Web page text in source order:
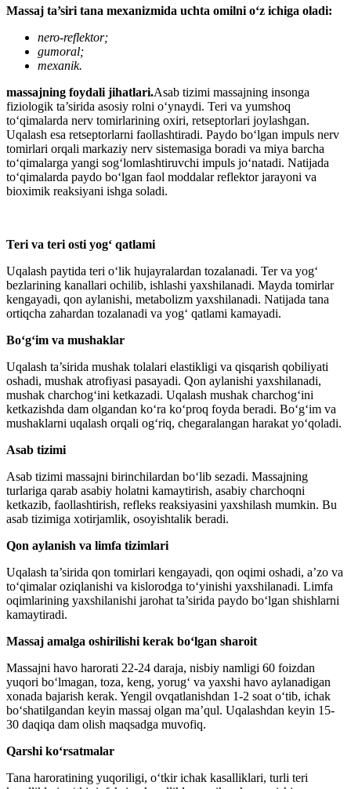
Massaj ta’siri tana mexanizmida uchta omilni o‘z ichiga oladi:
nero-reflektor;
gumoral;
mexanik.
massajning foydali jihatlari.Аsab tizimi massajning insonga
fiziologik ta’sirida asosiy rolni o‘ynaydi. Teri va yumshoq
to‘qimalarda nerv tomirlarining oxiri, retseptorlari joylashgan.
Uqalash esa retseptorlarni faollashtiradi. Paydo bo‘lgan impuls nerv
tomirlari orqali markaziy nerv sistemasiga boradi va miya barcha
to‘qimalarga yangi sog‘lomlashtiruvchi impuls jo‘natadi. Natijada
to‘qimalarda paydo bo‘lgan faol moddalar reflektor jarayoni va
bioximik reaksiyani ishga soladi.
Teri va teri osti yog‘ qatlami
Uqalash paytida teri o‘lik hujayralardan tozalanadi. Ter va yog‘
bezlarining kanallari ochilib, ishlashi yaxshilanadi. Mayda tomirlar
kengayadi, qon aylanishi, metabolizm yaxshilanadi. Natijada tana
ortiqcha zahardan tozalanadi va yog‘ qatlami kamayadi.
Bo‘g‘im va mushaklar
Uqalash ta’sirida mushak tolalari elastikligi va qisqarish qobiliyati
oshadi, mushak atrofiyasi pasayadi. Qon aylanishi yaxshilanadi,
mushak charchog‘ini ketkazadi. Uqalash mushak charchog‘ini
ketkazishda dam olgandan ko‘ra ko‘proq foyda beradi. Bo‘g‘im va
mushaklarni uqalash orqali og‘riq, chegaralangan harakat yo‘qoladi.
Аsab tizimi
Аsab tizimi massajni birinchilardan bo‘lib sezadi. Massajning
turlariga qarab asabiy holatni kamaytirish, asabiy charchoqni
ketkazib, faollashtirish, refleks reaksiyasini yaxshilash mumkin. Bu
asab tizimiga xotirjamlik, osoyishtalik beradi.
Qon aylanish va limfa tizimlari
Uqalash ta’sirida qon tomirlari kengayadi, qon oqimi oshadi, a’zo va
to‘qimalar oziqlanishi va kislorodga to‘yinishi yaxshilanadi. Limfa
oqimlarining yaxshilanishi jarohat ta’sirida paydo bo‘lgan shishlarni
kamaytiradi.
Massaj amalga oshirilishi kerak bo‘lgan sharoit
Massajni havo harorati 22-24 daraja, nisbiy namligi 60 foizdan
yuqori bo‘lmagan, toza, keng, yorug‘ va yaxshi havo aylanadigan
xonada bajarish kerak. Yengil ovqatlanishdan 1-2 soat o‘tib, ichak
bo‘shatilgandan keyin massaj olgan ma’qul. Uqalashdan keyin 15-
30 daqiqa dam olish maqsadga muvofiq.
Qarshi ko‘rsatmalar
Tana haroratining yuqoriligi, o‘tkir ichak kasalliklari, turli teri